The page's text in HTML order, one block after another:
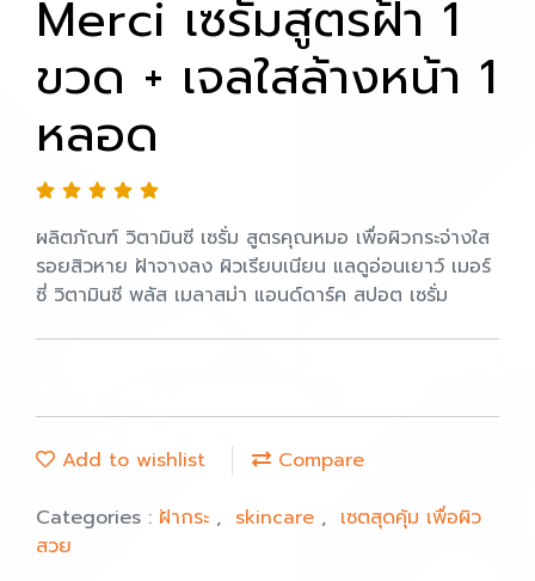
Merci เซรั่มสูตรฝ้า 1
ขวด + เจลใสล้างหน้า 1
หลอด
ผลิตภัณฑ์ วิตามินซี เซรั่ม สูตรคุณหมอ เพื่อผิวกระจ่างใส
รอยสิวหาย ฝ้าจางลง ผิวเรียบเนียน แลดูอ่อนเยาว์ เมอร์
ซี่ วิตามินซี พลัส เมลาสม่า แอนด์ดาร์ค สปอต เซรั่ม
Add to wishlist
Compare
Categories : ฝ้ากระ , skincare , เซตสุดคุ้ม เพื่อผิว
สวย